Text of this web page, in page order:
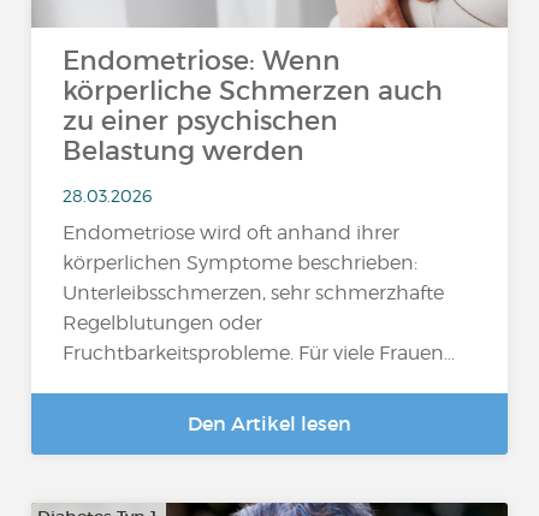
Endometriose: Wenn
körperliche Schmerzen auch
zu einer psychischen
Belastung werden
28.03.2026
Endometriose wird oft anhand ihrer
körperlichen Symptome beschrieben:
Unterleibsschmerzen, sehr schmerzhafte
Regelblutungen oder
Fruchtbarkeitsprobleme. Für viele Frauen…
Den Artikel lesen